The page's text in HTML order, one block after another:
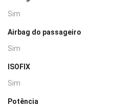
Sim
Airbag do passageiro
Sim
ISOFIX
Sim
Potência